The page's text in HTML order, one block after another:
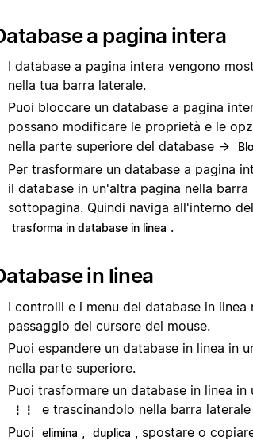
a pagina intera
I database a pagina intera vengono
nella tua barra laterale.
Puoi bloccare un database a pagina
possano modificare le proprietà e le
nella parte superiore del database →
Per trasformare un database a pagina
il database in un'altra pagina nella
sottopagina. Quindi naviga all'interno
trasforma in database in linea .
in linea
I controlli e i menu del database in
passaggio del cursore del mouse.
Puoi espandere un database in linea in
nella parte superiore.
Puoi trasformare un database in linea
⋮⋮
e trascinandolo nella barra
Puoi
elimina duplica , spostare o